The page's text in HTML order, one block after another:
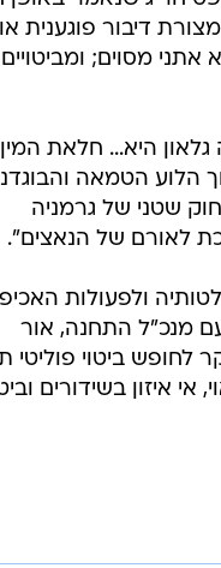
הבהיר כי בכוונת
מתכוונת להתמקד
שעה שמדובר בניצול
ידי מגישי תכניות
דיבור פוגענית
מסוים;
גלאון היא... חלאת המין
שטני של גרמניה